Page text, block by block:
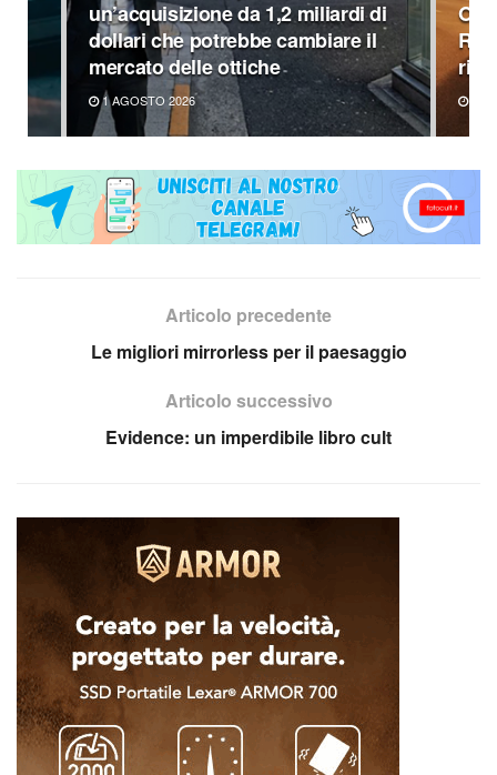
un’acquisizione da 1,2 miliardi di
dollari che potrebbe cambiare il
mercato delle ottiche
1 AGOSTO 2026 20
Articolo precedente
Le migliori mirrorless per il paesaggio
Articolo successivo
Evidence: un imperdibile libro cult